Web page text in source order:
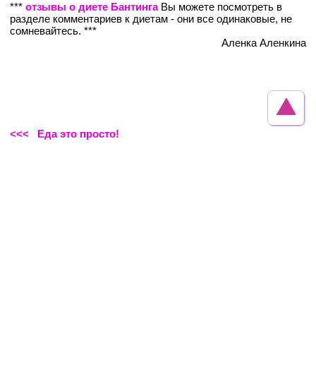
*** отзывы о диете Бантинга Вы можете посмотреть в
разделе комментариев к диетам - они все одинаковые, не
сомневайтесь. ***
Аленка Аленкина
<<< Еда это просто!